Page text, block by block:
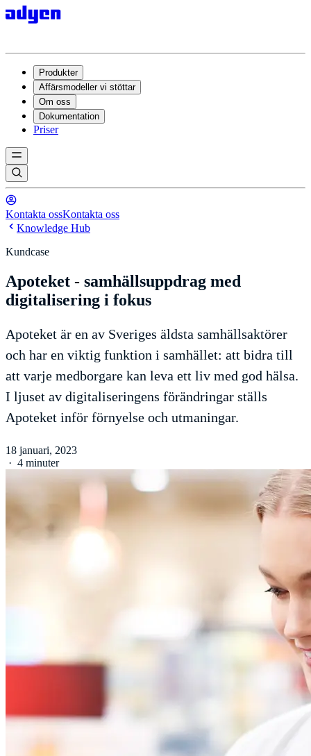
Produkter
Affärsmodeller vi stöttar
Om oss
Dokumentation
Priser
Kontakta ossKontakta oss
Knowledge Hub
Kundcase
Apoteket - samhällsuppdrag med
digitalisering i fokus
Apoteket är en av Sveriges äldsta samhällsaktörer
och har en viktig funktion i samhället: att bidra till
att varje medborgare kan leva ett liv med god hälsa.
I ljuset av digitaliseringens förändringar ställs
Apoteket inför förnyelse och utmaningar.
18 januari, 2023
· 4 minuter